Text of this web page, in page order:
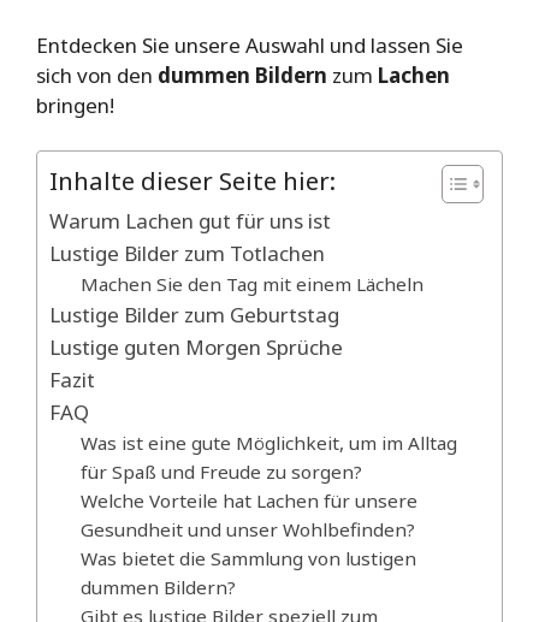
Entdecken Sie unsere Auswahl und lassen Sie
sich von den dummen Bildern zum Lachen
bringen!
Inhalte dieser Seite hier:
Warum Lachen gut für uns ist
Lustige Bilder zum Totlachen
Machen Sie den Tag mit einem Lächeln
Lustige Bilder zum Geburtstag
Lustige guten Morgen Sprüche
Fazit
FAQ
Was ist eine gute Möglichkeit, um im Alltag
für Spaß und Freude zu sorgen?
Welche Vorteile hat Lachen für unsere
Gesundheit und unser Wohlbefinden?
Was bietet die Sammlung von lustigen
dummen Bildern?
Gibt es lustige Bilder speziell zum